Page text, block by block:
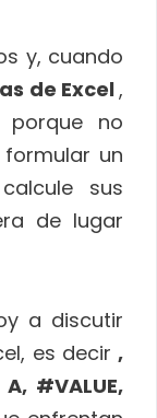
y, cuando
de Excel,
porque no
un
sus
de lugar
a discutir
es decir ,
#VALUE,